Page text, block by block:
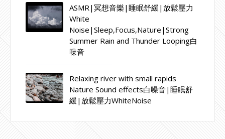
ASMR|冥想音樂|睡眠舒緩|放鬆壓力
White
Noise|Sleep,Focus,Nature|Strong
Summer Rain and Thunder Looping白
噪音
Relaxing river with small rapids
Nature Sound effects白噪音|睡眠舒
緩|放鬆壓力WhiteNoise